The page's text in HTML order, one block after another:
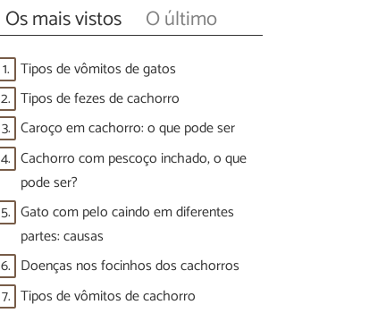
Os mais vistos O último
1. Tipos de vômitos de gatos
2. Tipos de fezes de cachorro
3. Caroço em cachorro: o que pode ser
4. Cachorro com pescoço inchado, o que
pode ser?
5. Gato com pelo caindo em diferentes
partes: causas
6. Doenças nos focinhos dos cachorros
7. Tipos de vômitos de cachorro